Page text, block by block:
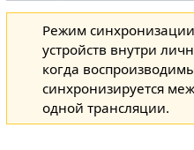
Режим
устройств внутри
когда
синхронизируется
одной трансляции.